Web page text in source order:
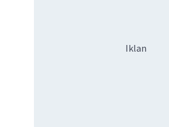
Iklan